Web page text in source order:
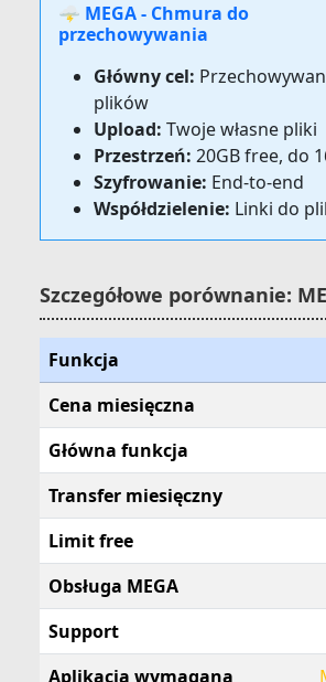
🌩️ MEGA - Chmura do
przechowywania
Główny cel:
plików
Upload: Twoje własne pliki
Przestrzeń: 20GB free, do
Szyfrowanie: End-to-end
Współdzielenie: Linki do
Szczegółowe porównanie:
Funkcja
Cena miesięczna
Główna funkcja
Transfer miesięczny
Limit free
Obsługa MEGA
Support
Aplikacja wymagana